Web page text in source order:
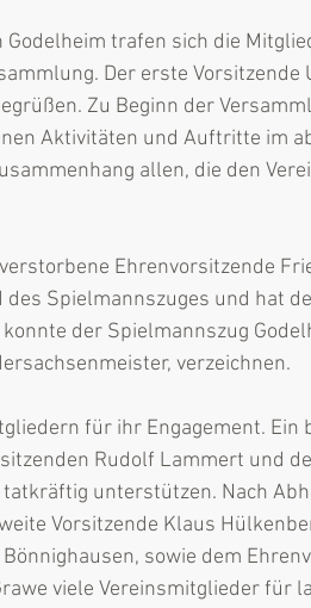
trafen sich die
Der erste Vorsitzende
Zu Beginn der
Aktivitäten und Auftritte im
allen, die den
Ehrenvorsitzende
Spielmannszuges und hat
der Spielmannszug
verzeichnen.
für ihr Engagement. Ein
Rudolf Lammert und
unterstützen. Nach
Vorsitzende Klaus
sowie dem
viele Vereinsmitglieder für